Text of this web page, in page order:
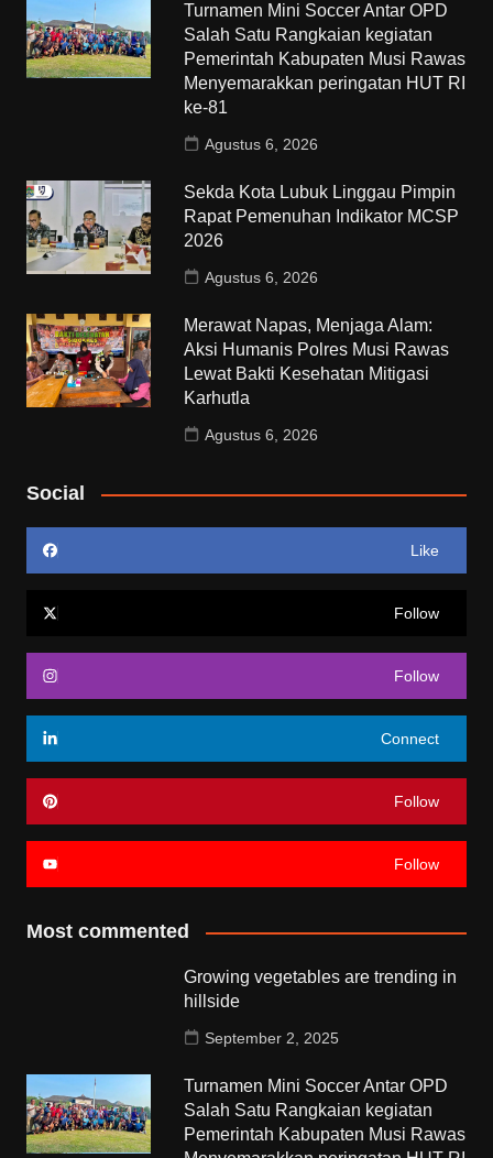
Turnamen Mini Soccer Antar OPD
Salah Satu Rangkaian kegiatan
Pemerintah Kabupaten Musi Rawas
Menyemarakkan peringatan HUT RI
ke-81
Agustus 6, 2026
Sekda Kota Lubuk Linggau Pimpin
Rapat Pemenuhan Indikator MCSP
2026
Agustus 6, 2026
Merawat Napas, Menjaga Alam:
Aksi Humanis Polres Musi Rawas
Lewat Bakti Kesehatan Mitigasi
Karhutla
Agustus 6, 2026
Social
Like
Follow
Follow
Connect
Follow
Follow
Most commented
Growing vegetables are trending in
hillside
September 2, 2025
Turnamen Mini Soccer Antar OPD
Salah Satu Rangkaian kegiatan
Pemerintah Kabupaten Musi Rawas